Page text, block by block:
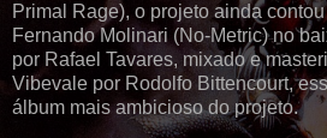
Primal Rage), o projeto ainda
Fernando Molinari (No-Metric) no
por Rafael Tavares, mixado e
Vibevale por Rodolfo Bittencourt,
álbum mais ambicioso do projeto.